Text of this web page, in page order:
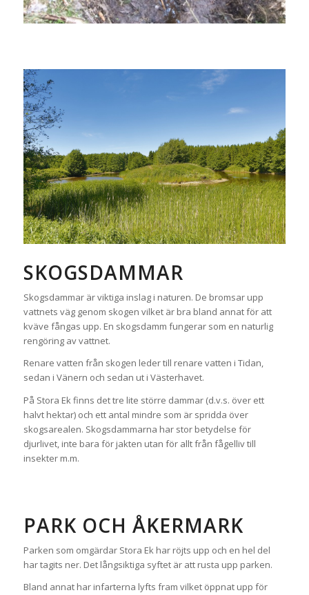
SKOGSDAMMAR
Skogsdammar är viktiga inslag i naturen. De bromsar upp
vattnets väg genom skogen vilket är bra bland annat för att
kväve fångas upp. En skogsdamm fungerar som en naturlig
rengöring av vattnet.
Renare vatten från skogen leder till renare vatten i Tidan,
sedan i Vänern och sedan ut i Västerhavet.
På Stora Ek finns det tre lite större dammar (d.v.s. över ett
halvt hektar) och ett antal mindre som är spridda över
skogsarealen. Skogsdammarna har stor betydelse för
djurlivet, inte bara för jakten utan för allt från fågelliv till
insekter m.m.
PARK OCH ÅKERMARK
Parken som omgärdar Stora Ek har röjts upp och en hel del
har tagits ner. Det långsiktiga syftet är att rusta upp parken.
Bland annat har infarterna lyfts fram vilket öppnat upp för